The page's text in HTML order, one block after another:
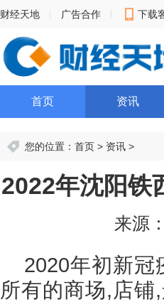
财经天地 广告合作 下载
首页 资讯
您的位置： 首页 > 资讯 >
2022年沈阳铁
来源：
2020年初新
所有的商场,店